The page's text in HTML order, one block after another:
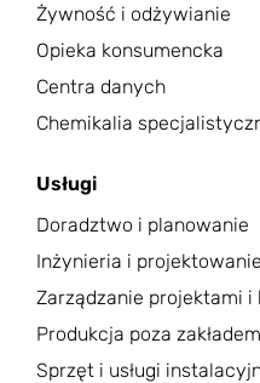
Żywność i odżywianie
Opieka konsumencka
Centra danych
Chemikalia
Usługi
Doradztwo i planowanie
Inżynieria i projektowanie
Zarządzanie projektami i
Produkcja poza
Sprzęt i usługi